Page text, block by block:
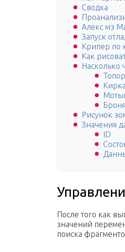
Сводка
Алекс мз
Запуск
Крипер по
Как
Рисунок
Значения
ID
После того как
значений
поиска